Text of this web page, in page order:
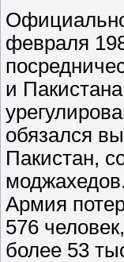
февраля
и
обязался
Пакистан,
Армия
576
более 53